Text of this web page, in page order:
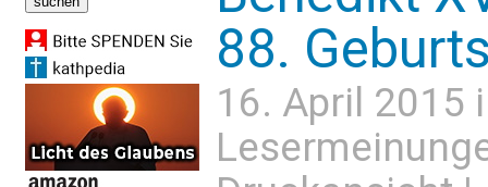
88.
16. April 2015